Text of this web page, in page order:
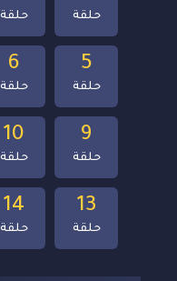
14
حلقة
13
حلقة
10
حلقة
9
حلقة
6
حلقة
5
حلقة
حلقة حلقة